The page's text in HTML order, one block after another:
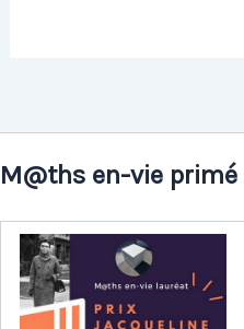
M@ths en-vie primé